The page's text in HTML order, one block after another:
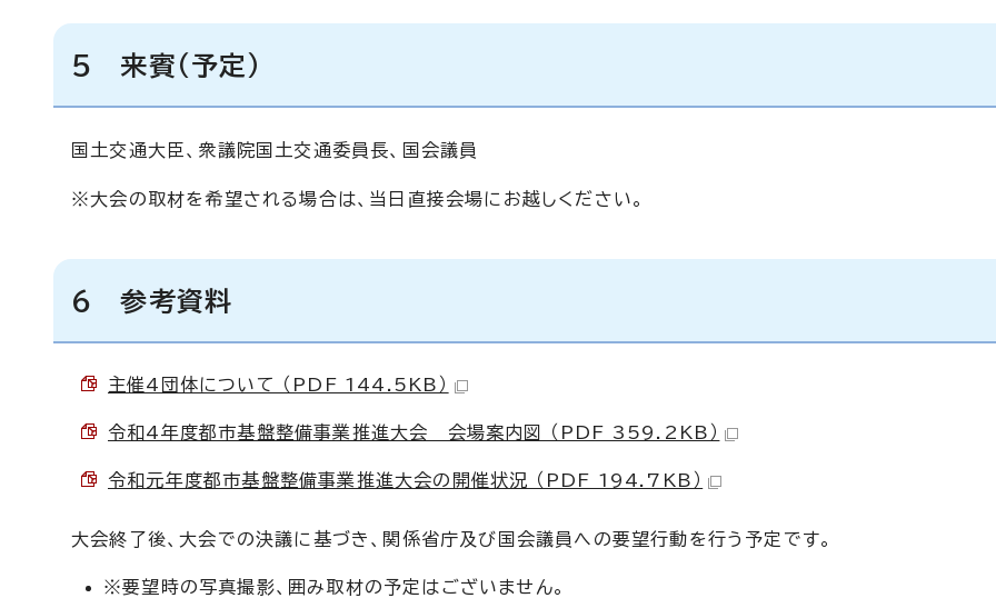
5 来賓（予定）
国土交通大臣、衆議院国土交通委員長、国会議員
※大会の取材を希望される場合は、当日直接会場にお越しください。
6 参考資料
主催4団体について （PDF 144.5KB）
令和4年度都市基盤整備事業推進大会 会場案内図 （PDF 359.2KB）
令和元年度都市基盤整備事業推進大会の開催状況 （PDF 194.7KB）
大会終了後、大会での決議に基づき、関係省庁及び国会議員への要望行動を行う予定です。
※要望時の写真撮影、囲み取材の予定はございません。